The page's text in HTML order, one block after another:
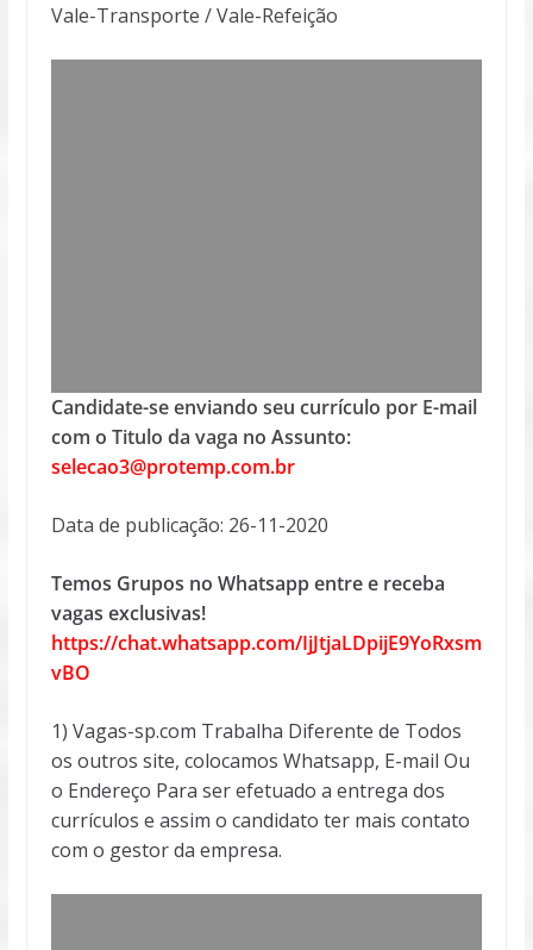
Vale-Transporte / Vale-Refeição
Candidate-se enviando seu currículo por E-mail
com o Titulo da vaga no Assunto:
selecao3@protemp.com.br
Data de publicação: 26-11-2020
Temos Grupos no Whatsapp entre e receba
vagas exclusivas!
https://chat.whatsapp.com/IjJtjaLDpijE9YoRxsm
vBO
1) Vagas-sp.com Trabalha Diferente de Todos
os outros site, colocamos Whatsapp, E-mail Ou
o Endereço Para ser efetuado a entrega dos
currículos e assim o candidato ter mais contato
com o gestor da empresa.